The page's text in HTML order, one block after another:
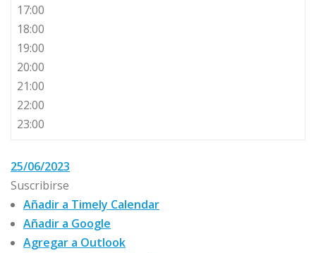
17:00
18:00
19:00
20:00
21:00
22:00
23:00
25/06/2023
Suscribirse
Añadir a Timely Calendar
Añadir a Google
Agregar a Outlook